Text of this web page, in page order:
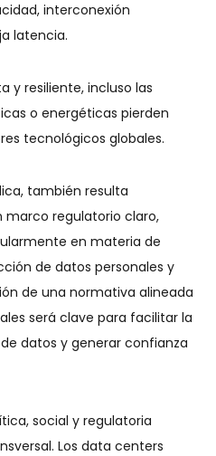
interconexión
latencia.
y resiliente, incluso las
o energéticas pierden
tecnológicos globales.
también resulta
regulatorio claro,
en materia de
de datos personales y
de una normativa alineada
será clave para facilitar la
datos y generar confianza
social y regulatoria
Los data centers